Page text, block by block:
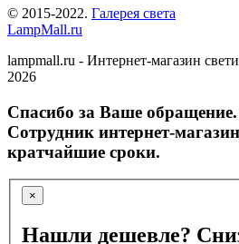
© 2015-2022. Галерея света
LampMall.ru
lampmall.ru - Интернет-магазин
2026
Спасибо за Ваше обращение.
Сотрудник интернет-
кратчайшие сроки.
×
Нашли дешевле?